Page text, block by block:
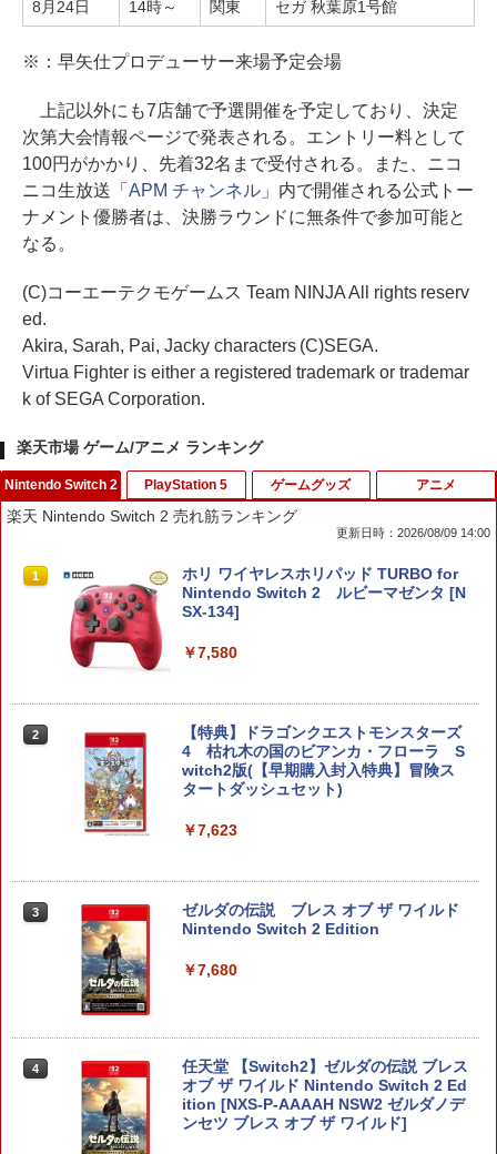
8月24日 14時～ 関東 セガ 秋葉原1号館
※：早矢仕プロデューサー来場予定会場
上記以外にも7店舗で予選開催を予定しており、決定
次第大会情報ページで発表される。エントリー料として
100円がかかり、先着32名まで受付される。また、ニコ
ニコ生放送「 APM チャンネル」内で開催される公式トー
ナメント優勝者は、決勝ラウンドに無条件で参加可能と
なる。
(C)コーエーテクモゲームス Team NINJA All rights reserv
ed.
Akira, Sarah, Pai, Jacky characters (C)SEGA.
Virtua Fighter is either a registered trademark or trademar
k of SEGA Corporation.
楽天市場 ゲーム/アニメ ランキング
Nintendo Switch 2
楽天 Nintendo Switch 2 売れ筋ランキング
更新日時：2026/08/09 14:00
1
ホリ ワイヤレスホリパッド TURBO for
Nintendo Switch 2 ルビーマゼンタ [N
SX-134]
￥7,580
2
【特典】ドラゴンクエストモンスターズ
4 枯れ木の国のビアンカ・フローラ S
witch2版(【早期購入封入特典】冒険ス
タートダッシュセット)
￥7,623
3
ゼルダの伝説 ブレス オブ ザ ワイルド
Nintendo Switch 2 Edition
￥7,680
4
任天堂 【Switch2】ゼルダの伝説 ブレス
オブ ザ ワイルド Nintendo Switch 2 Ed
ition [NXS-P-AAAAH NSW2 ゼルダノデ
ンセツ ブレス オブ ザ ワイルド]
PlayStation 5 ゲームグッズ アニメ